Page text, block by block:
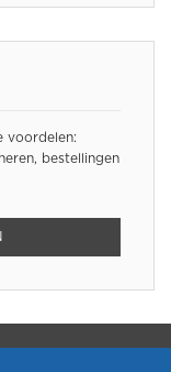
voordelen:
bestellingen